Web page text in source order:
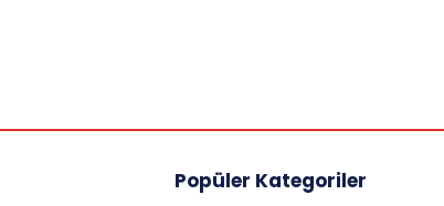
Popüler Kategoriler